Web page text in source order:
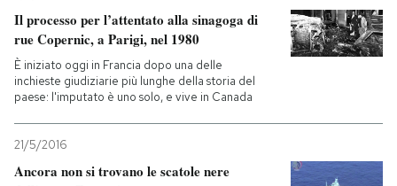
Il processo per l’attentato alla sinagoga di
rue Copernic, a Parigi, nel 1980
È iniziato oggi in Francia dopo una delle
inchieste giudiziarie più lunghe della storia del
paese: l'imputato è uno solo, e vive in Canada
21/5/2016
Ancora non si trovano le scatole nere